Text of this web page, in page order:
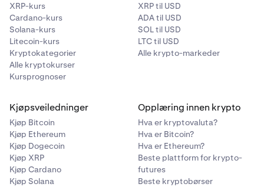
XRP-kurs
Cardano-kurs
Solana-kurs
Litecoin-kurs
Kryptokategorier
Alle kryptokurser
Kursprognoser
XRP til USD
ADA til USD
SOL til USD
LTC til USD
Alle krypto-markeder
Kjøpsveiledninger
Kjøp Bitcoin
Kjøp Ethereum
Kjøp Dogecoin
Kjøp XRP
Kjøp Cardano
Kjøp Solana
Opplæring innen krypto
Hva er kryptovaluta?
Hva er Bitcoin?
Hva er Ethereum?
Beste plattform for krypto-
futures
Beste kryptobørser